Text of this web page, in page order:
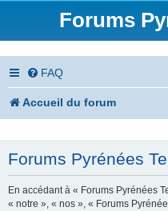
Forums
FAQ
Accueil du forum
Forums Pyrénées
En accédant à « Forums Pyrénées
« notre », « nos », « Forums